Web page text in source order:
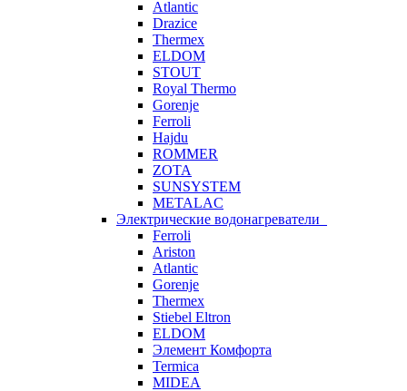
Atlantic
Drazice
Thermex
ELDOM
STOUT
Royal Thermo
Gorenje
Ferroli
Hajdu
ROMMER
ZOTA
SUNSYSTEM
METALAC
Электрические водонагреватели
Ferroli
Ariston
Atlantic
Gorenje
Thermex
Stiebel Eltron
ELDOM
Элемент Комфорта
Termica
MIDEA